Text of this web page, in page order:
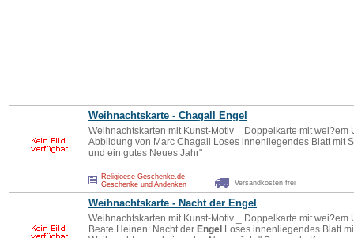
Weihnachtskarte - Chagall Engel
Weihnachtskarten mit Kunst-Motiv _ Doppelkarte mit wei?em
Abbildung von Marc Chagall Loses innenliegendes Blatt mit
und ein gutes Neues Jahr"
Religioese-Geschenke.de -
Geschenke und Andenken
Versandkosten frei
Weihnachtskarte - Nacht der Engel
Weihnachtskarten mit Kunst-Motiv _ Doppelkarte mit wei?em
Beate Heinen: Nacht der Engel Loses innenliegendes Blatt